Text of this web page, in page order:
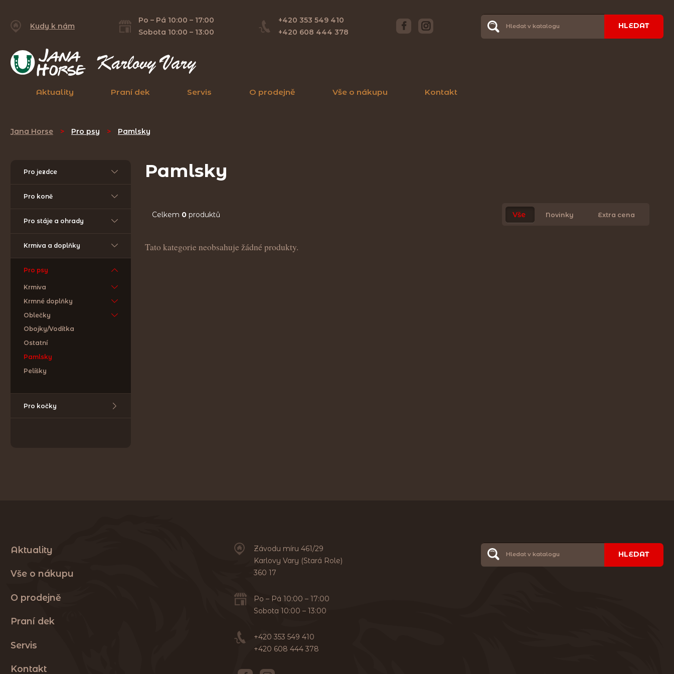
Kudy k nám
Po – Pá 10:00 – 17:00
Sobota 10:00 – 13:00
+420 353 549 410
+420 608 444 378
HLEDAT
Aktuality Praní dek Servis O prodejně Vše o nákupu Kontakt
Jana Horse > Pro psy > Pamlsky
Pro jezdce
Pro koně
Pro stáje a ohrady
Krmiva a doplňky
Pro psy
Krmiva
Krmné doplňky
Oblečky
Obojky/Vodítka
Ostatní
Pamlsky
Pelíšky
Pro kočky
Pamlsky
Celkem 0 produktů Vše Novinky Extra cena
Tato kategorie neobsahuje žádné produkty.
Aktuality
Vše o nákupu
O prodejně
Praní dek
Servis
Kontakt
Závodu míru 461/29
Karlovy Vary (Stará Role)
360 17
Po – Pá 10:00 – 17:00
Sobota 10:00 – 13:00
+420 353 549 410
+420 608 444 378
HLEDAT